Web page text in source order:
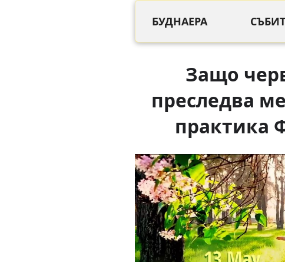
БУДНАЕРА
Защо
преследва
практика